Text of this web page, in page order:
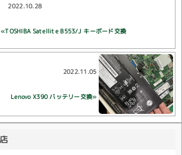
2022.10.28
«TOSHIBA Satellite B553/J キーボード交換
2022.11.05
Lenovo X390 バッテリー交換»